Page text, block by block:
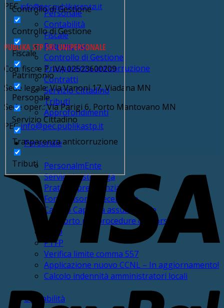
Personale
Contabilità
Fiscale
Patrimonio
Controllo di Gestione
Trasparenza anticorruzione
Contratti
Servizio Cittadino
Tributi
Approfondimenti
Personale
PersonalmEnte
Service buste paga
Pratiche previdenziali
Fondo risorse decentrate
Calcolo Capacità assunzionale
Supporto per procedure concorsuali
PIAO
PTFP
Verifica limite comma 557
Applicazione nuovo CCNL – In aggiornamento!
Calcolo indennità amministratori locali
Contabilità
Controllo di Gestione
Controllo di Gestione
Fiscale
Patrimonio
Personale
Servizio Cittadino
Trasparenza anticorruzione
Tributi
PECinfo@pec.publikaservizi.it
PUBLIKA STP SRL UNIPERSONALE
Cod. fisc. e P. IVA 02523600209
Sede legale: Via Vanoni 17, Viadana MN
Sede oper.: Via Parigi 6, Porto Mantovano MN
PECinfo@pec.publikastp.it